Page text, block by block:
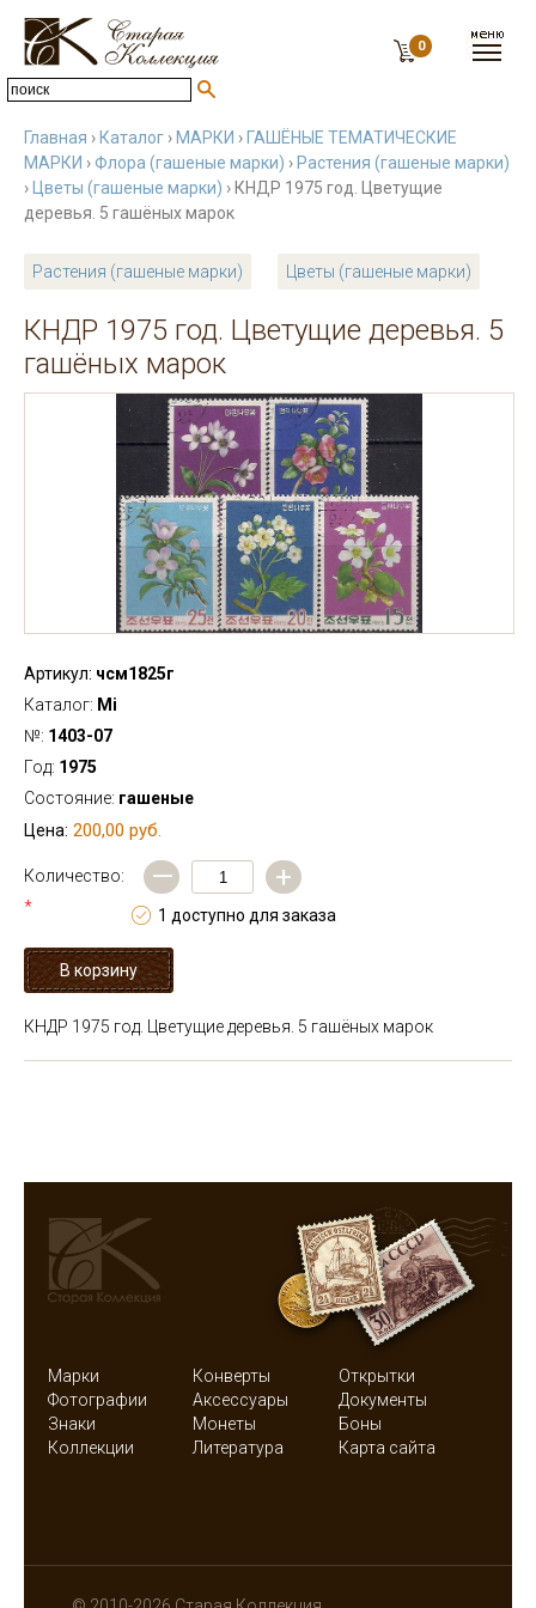
0
Главная › Каталог › МАРКИ › ГАШЁНЫЕ ТЕМАТИЧЕСКИЕ
МАРКИ ›Флора (гашеные марки) › Растения (гашеные марки)
› Цветы (гашеные марки) › КНДР 1975 год. Цветущие
деревья. 5 гашёных марок
Растения (гашеные марки) Цветы (гашеные марки)
КНДР 1975 год. Цветущие деревья. 5
гашёных марок
Артикул: чсм1825г
Каталог: Mi
№: 1403-07
Год: 1975
Состояние: гашеные
Цена: 200,00 руб.
Количество:
*
— +
1 доступно для заказа
КНДР 1975 год. Цветущие деревья. 5 гашёных марок
Марки Конверты
Открытки
Фотографии
Аксессуары
Документы
Знаки
Монеты
Боны
Коллекции
Литература Карта сайта